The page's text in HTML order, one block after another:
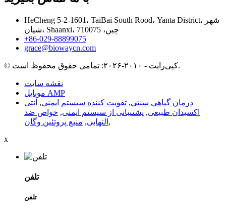
HeCheng 5-2-1601، TaiBai South Rood، Yanta District، شهر
شیان، Shaanxi، چین، 710075
‎+86-029-88899075‎
grace@biowaycn.com
© کپی‌رایت - ۲۰۱۰-۲۰۲۶: تمامی حقوق محفوظ است.
نقشه سایت
موبایل AMP
درمان گیاهی سنتی, تقویت کننده سیستم ایمنی, آنتی
اکسیدان طبیعی, پشتیبانی از سیستم ایمنی, خواص ضد
التهابی, منبع پروتئین وگان
,
x
تلفن
تلفن